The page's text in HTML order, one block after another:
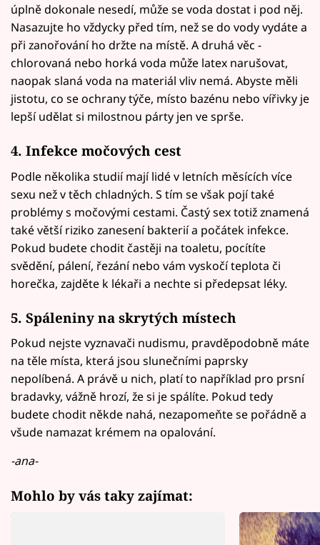
úplně dokonale nesedí, může se voda dostat i pod něj.
Nasazujte ho vždycky před tím, než se do vody vydáte a
při zanořování ho držte na místě. A druhá věc -
chlorovaná nebo horká voda může latex narušovat,
naopak slaná voda na materiál vliv nemá. Abyste měli
jistotu, co se ochrany týče, místo bazénu nebo vířivky je
lepší udělat si milostnou párty jen ve sprše.
4. Infekce močových cest
Podle několika studií mají lidé v letních měsících více
sexu než v těch chladných. S tím se však pojí také
problémy s močovými cestami. Častý sex totiž znamená
také větší riziko zanesení bakterií a počátek infekce.
Pokud budete chodit častěji na toaletu, pocítíte
svědění, pálení, řezání nebo vám vyskočí teplota či
horečka, zajděte k lékaři a nechte si předepsat léky.
5. Spáleniny na skrytých místech
Pokud nejste vyznavači nudismu, pravděpodobně máte
na těle místa, která jsou slunečními paprsky
nepolíbená. A právě u nich, platí to například pro prsní
bradavky, vážně hrozí, že si je spálíte. Pokud tedy
budete chodit někde nahá, nezapomeňte se pořádně a
všude namazat krémem na opalování.
-ana-
Mohlo by vás taky zajímat: